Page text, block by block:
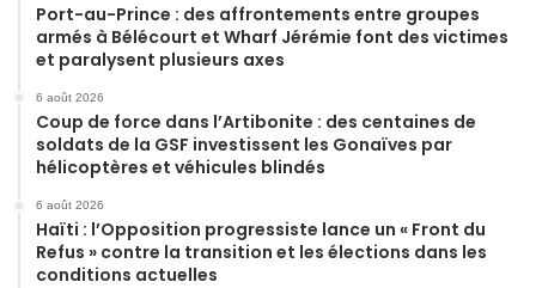
Port-au-Prince : des affrontements entre groupes
armés à Bélécourt et Wharf Jérémie font des victimes
et paralysent plusieurs axes
6 août 2026
Coup de force dans l’Artibonite : des centaines de
soldats de la GSF investissent les Gonaïves par
hélicoptères et véhicules blindés
6 août 2026
Haïti : l’Opposition progressiste lance un « Front du
Refus » contre la transition et les élections dans les
conditions actuelles